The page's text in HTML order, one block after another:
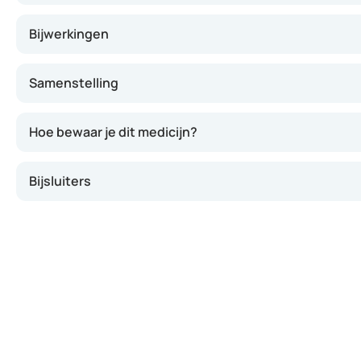
Bijwerkingen
Samenstelling
Hoe bewaar je dit medicijn?
Bijsluiters